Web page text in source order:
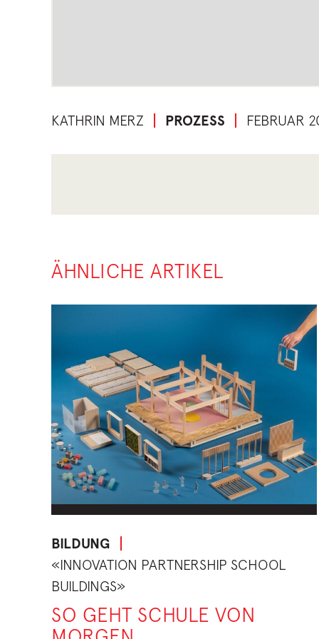
KATHRIN MERZ PROZESS FEBRUAR
ÄHNLICHE ARTIKEL
BILDUNG
«INNOVATION PARTNERSHIP SCHOOL
BUILDINGS»
SO GEHT SCHULE VON